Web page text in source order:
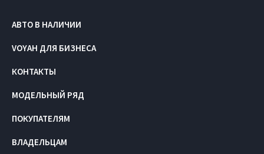
АВТО В НАЛИЧИИ
VOYAH ДЛЯ БИЗНЕСА
КОНТАКТЫ
МОДЕЛЬНЫЙ РЯД
ПОКУПАТЕЛЯМ
ВЛАДЕЛЬЦАМ